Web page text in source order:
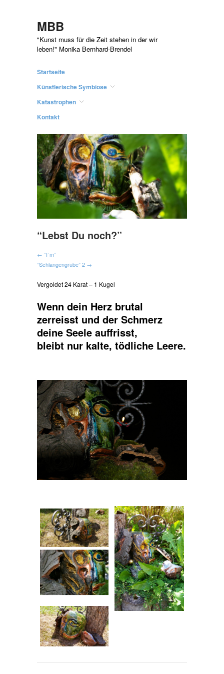
MBB
"Kunst muss für die Zeit stehen in der wir
leben!" Monika Bernhard-Brendel
Startseite
Künstlerische Symbiose
Katastrophen
Kontakt
“Lebst Du noch?”
← “I´m”
“Schlangengrube” 2 →
Vergoldet 24 Karat – 1 Kugel
Wenn dein Herz brutal
zerreisst und der Schmerz
deine Seele auffrisst,
bleibt nur kalte, tödliche Leere.